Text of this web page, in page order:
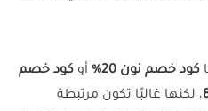
كود خصم نون 20% أو كود خصم
، لكنها غالبًا تكون مرتبطة